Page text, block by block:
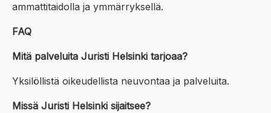
ammattitaidolla ja ymmärryksellä.
FAQ
Mitä palveluita Juristi Helsinki tarjoaa?
Yksilöllistä oikeudellista neuvontaa ja palveluita.
Missä Juristi Helsinki sijaitsee?